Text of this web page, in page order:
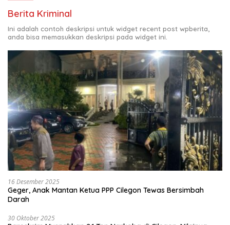
Berita Kriminal
Ini adalah contoh deskripsi untuk widget recent post wpberita,
anda bisa memasukkan deskripsi pada widget ini.
16 Desember 2025
Geger, Anak Mantan Ketua PPP Cilegon Tewas Bersimbah
Darah
30 Oktober 2025